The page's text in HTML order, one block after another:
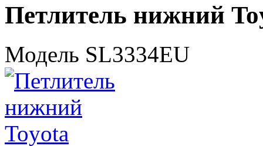
Петлитель нижний
Модель SL3334EU